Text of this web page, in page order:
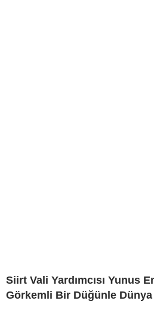
Siirt Vali Yardımcısı Yunus
Görkemli Bir Düğünle